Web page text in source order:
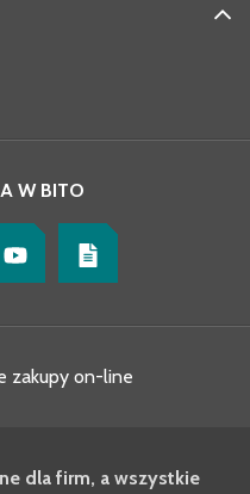
W BITO
zakupy on-line
dla firm, a wszystkie